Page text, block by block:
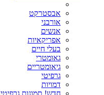
אבסטרקט
אורבני
אנשים
אפריקאיות
בעלי חיים
גאומטרי
גיאומטריים
גרפיטי
דמויות
חדש! תמונות גרפיטי